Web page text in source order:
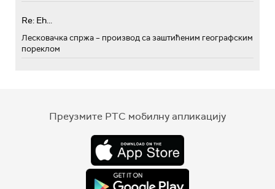
Re: Eh...
Лесковачка спржа – производ са заштићеним географским
пореклом
Преузмите РТС мобилну апликацију